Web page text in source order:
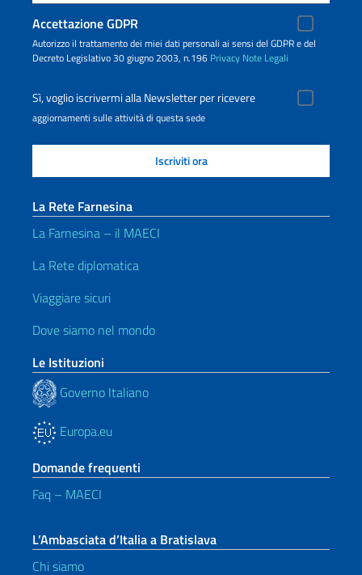
Accettazione GDPR
Autorizzo il trattamento dei miei dati personali ai sensi del GDPR e del
Decreto Legislativo 30 giugno 2003, n.196 Privacy Note Legali
Sì, voglio iscrivermi alla Newsletter per ricevere
aggiornamenti sulle attività di questa sede
La Rete Farnesina
La Farnesina – il MAECI
La Rete diplomatica
Viaggiare sicuri
Dove siamo nel mondo
Le Istituzioni
Governo Italiano
Europa.eu
Domande frequenti
Faq – MAECI
L’Ambasciata d’Italia a Bratislava
Chi siamo